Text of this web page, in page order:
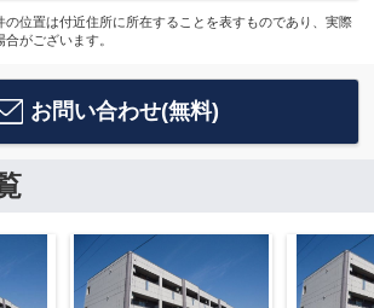
位置は付近住所に所在することを表すものであり、実際
がございます。
お問い合わせ(無料)